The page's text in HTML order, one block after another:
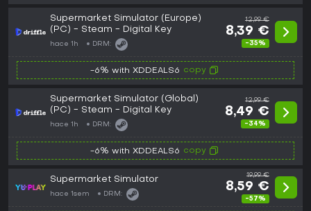
Supermarket Simulator (Europe)
(PC) - Steam - Digital Key
hace 1h DRM:
12,99 €
8,39 €
-35%
-6% with XDDEALS6 copy
Supermarket Simulator (Global)
(PC) - Steam - Digital Key
hace 1h DRM:
12,99 €
8,49 €
-34%
-6% with XDDEALS6 copy
Supermarket Simulator
hace 1sem DRM:
19,99 €
8,59 €
-57%